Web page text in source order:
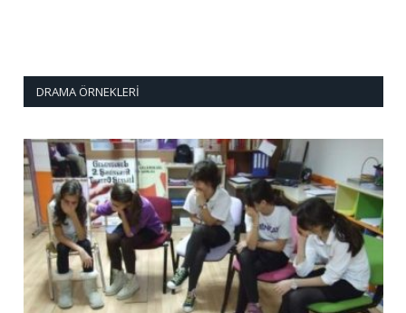
DRAMA ÖRNEKLERI